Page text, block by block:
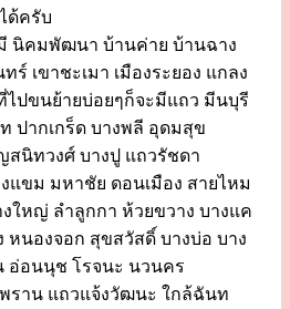
ด้ครับ
คมพัฒนา บ้านค่าย บ้านฉาง
ร์ เขาชะเมา เมืองระยอง แกลง
ปขนย้ายบ่อยๆก็จะมีแถว มีนบุรี
ปากเกร็ด บางพลี อุดมสุข
สนิทวงศ์ บางปู แถวรัชดา
แขม มหาชัย ดอนเมือง สายไหม
งใหญ่ ลำลูกกา ห้วยขวาง บางแค
หนองจอก สุขสวัสดิ์ บางบ่อ บาง
อ่อนนุช โรจนะ นวนคร
ราน แถวแจ้งวัฒนะ ใกล้ฉันท